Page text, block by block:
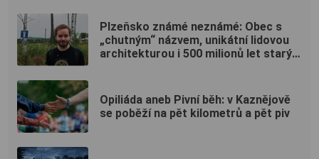
Plzeňsko známé neznámé: Obec s
„chutným“ názvem, unikátní lidovou
architekturou i 500 milionů let starým
Opiliáda aneb Pivní běh: v Kaznějově
se poběží na pět kilometrů a pět piv